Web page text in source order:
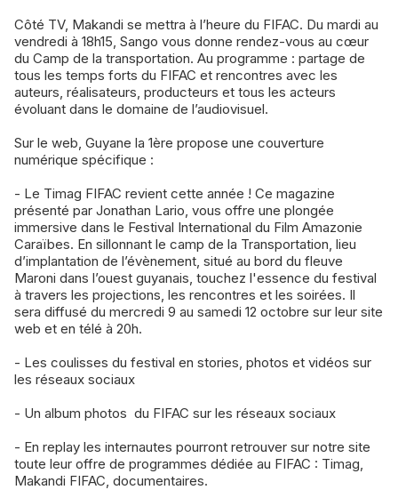
Côté TV, Makandi se mettra à l’heure du FIFAC. Du mardi au
vendredi à 18h15, Sango vous donne rendez-vous au cœur
du Camp de la transportation. Au programme : partage de
tous les temps forts du FIFAC et rencontres avec les
auteurs, réalisateurs, producteurs et tous les acteurs
évoluant dans le domaine de l’audiovisuel.
Sur le web, Guyane la 1ère propose une couverture
numérique spécifique :
- Le Timag FIFAC revient cette année ! Ce magazine
présenté par Jonathan Lario, vous offre une plongée
immersive dans le Festival International du Film Amazonie
Caraïbes. En sillonnant le camp de la Transportation, lieu
d’implantation de l’évènement, situé au bord du fleuve
Maroni dans l’ouest guyanais, touchez l'essence du festival
à travers les projections, les rencontres et les soirées. Il
sera diffusé du mercredi 9 au samedi 12 octobre sur leur site
web et en télé à 20h.
- Les coulisses du festival en stories, photos et vidéos sur
les réseaux sociaux
- Un album photos du FIFAC sur les réseaux sociaux
- En replay les internautes pourront retrouver sur notre site
toute leur offre de programmes dédiée au FIFAC : Timag,
Makandi FIFAC, documentaires.